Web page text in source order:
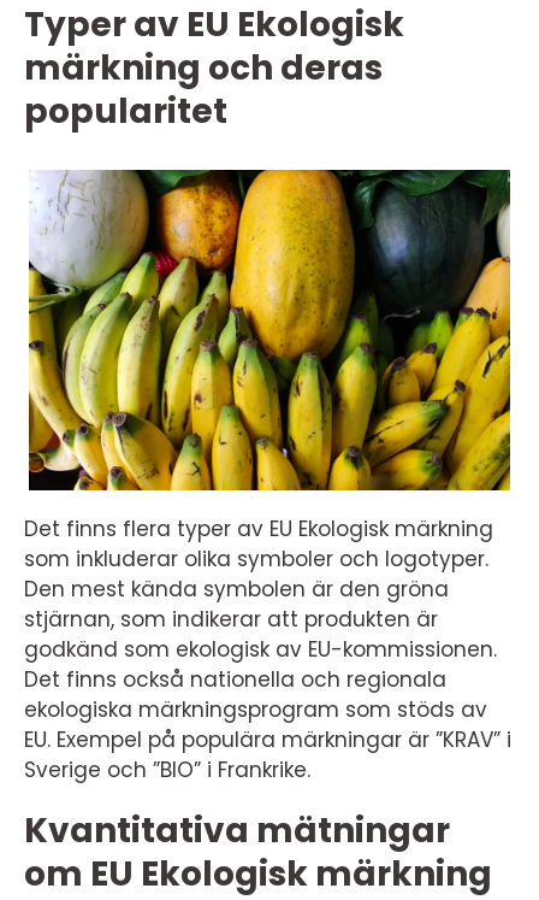
Typer av EU Ekologisk
märkning och deras
popularitet
Det finns flera typer av EU Ekologisk märkning
som inkluderar olika symboler och logotyper.
Den mest kända symbolen är den gröna
stjärnan, som indikerar att produkten är
godkänd som ekologisk av EU-kommissionen.
Det finns också nationella och regionala
ekologiska märkningsprogram som stöds av
EU. Exempel på populära märkningar är ”KRAV” i
Sverige och ”BIO” i Frankrike.
Kvantitativa mätningar
om EU Ekologisk märkning